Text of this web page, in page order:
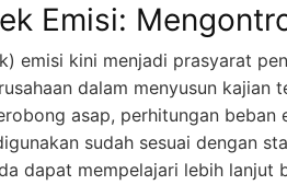
Emisi:
emisi kini menjadi prasyarat
dalam menyusun kajian
asap, perhitungan
sudah sesuai dengan
dapat mempelajari lebih lanjut